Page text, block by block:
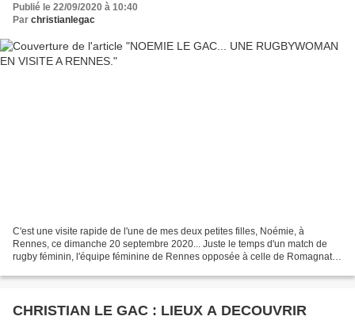
Publié le 22/09/2020 à 10:40
Par christianlegac
C'est une visite rapide de l'une de mes deux petites filles, Noémie, à
Rennes, ce dimanche 20 septembre 2020... Juste le temps d'un match de
rugby féminin, l'équipe féminine de Rennes opposée à celle de Romagnat
CHRISTIAN LE GAC : LIEUX A DECOUVRIR